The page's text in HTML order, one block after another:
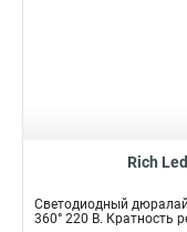
Rich
Светодиодный
360° 220 В. Кратность